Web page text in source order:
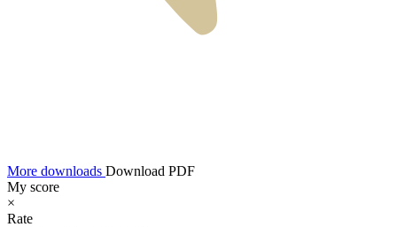
More downloads Download PDF
My score
×
Rate